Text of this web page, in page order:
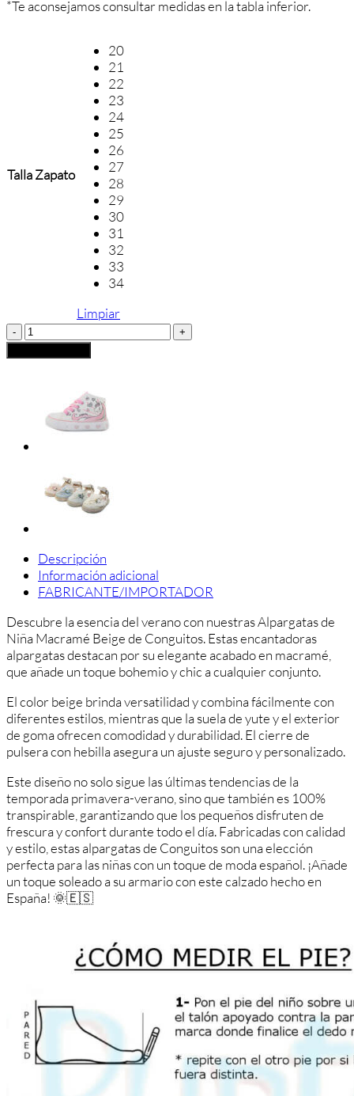
*Te aconsejamos consultar medidas en la tabla inferior.
Talla Zapato
20
21
22
23
24
25
26
27
28
29
30
31
32
33
34
Limpiar
Conguitos
Alpargata
Niña
Piso
Yute
cantidad
Descripción
Información adicional
FABRICANTE/IMPORTADOR
Descubre la esencia del verano con nuestras Alpargatas de
Niña Macramé Beige de Conguitos. Estas encantadoras
alpargatas destacan por su elegante acabado en macramé,
que añade un toque bohemio y chic a cualquier conjunto.
El color beige brinda versatilidad y combina fácilmente con
diferentes estilos, mientras que la suela de yute y el exterior
de goma ofrecen comodidad y durabilidad. El cierre de
pulsera con hebilla asegura un ajuste seguro y personalizado.
Este diseño no solo sigue las últimas tendencias de la
temporada primavera-verano, sino que también es 100%
transpirable, garantizando que los pequeños disfruten de
frescura y confort durante todo el día. Fabricadas con calidad
y estilo, estas alpargatas de Conguitos son una elección
perfecta para las niñas con un toque de moda español. ¡Añade
un toque soleado a su armario con este calzado hecho en
España! 🌞🇪🇸